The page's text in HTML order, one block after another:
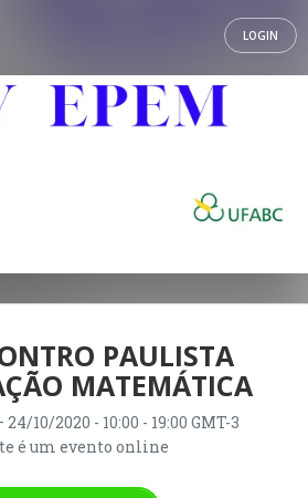
LOGIN
PAULISTA
MATEMÁTICA
24/10/2020 - 10:00 - 19:00 GMT-3
é um evento online